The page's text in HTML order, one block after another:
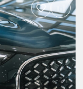
Добавить
в
избранное